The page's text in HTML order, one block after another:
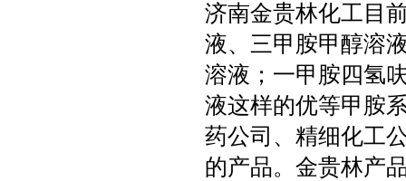
济南金贵林化工目
液、三甲胺甲醇溶
溶液；一甲胺四氢
液这样的优等甲胺
药公司、精细化工
的产品。金贵林产